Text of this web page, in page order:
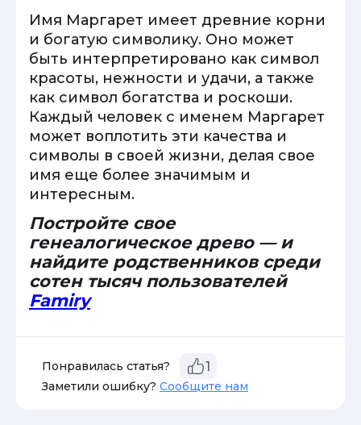
Имя Маргарет имеет древние корни
и богатую символику. Оно может
быть интерпретировано как символ
красоты, нежности и удачи, а также
как символ богатства и роскоши.
Каждый человек с именем Маргарет
может воплотить эти качества и
символы в своей жизни, делая свое
имя еще более значимым и
интересным.
Постройте свое
генеалогическое древо — и
найдите родственников среди
сотен тысяч пользователей
Famiry
Понравилась статья? 1
Заметили ошибку? Сообщите нам